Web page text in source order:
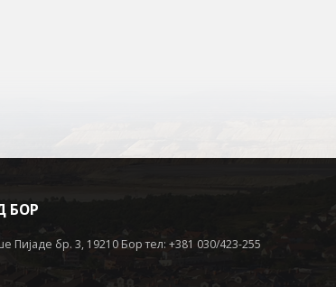
БОР
Пијаде бр. 3, 19210 Бор тел: +381 030/423-255